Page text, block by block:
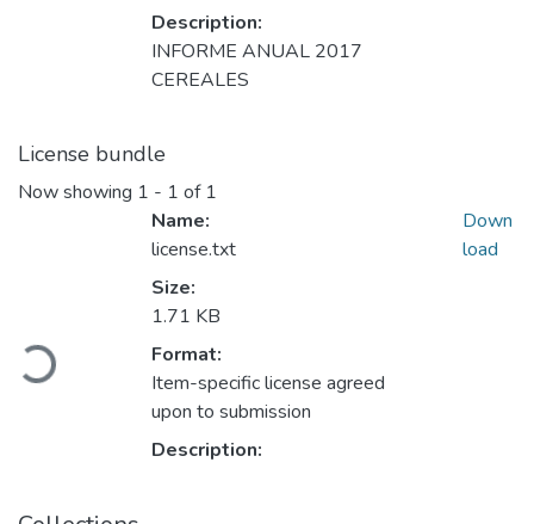
Description:
INFORME ANUAL 2017
CEREALES
License bundle
Now showing 1 - 1 of 1
Loading...
Name:
license.txt
Size:
1.71 KB
Format:
Item-specific license agreed
upon to submission
Description:
Down
load